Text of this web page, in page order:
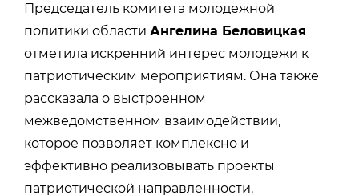
Председатель комитета молодежной
политики области Ангелина Беловицкая
отметила искренний интерес молодежи к
патриотическим мероприятиям. Она также
рассказала о выстроенном
межведомственном взаимодействии,
которое позволяет комплексно и
эффективно реализовывать проекты
патриотической направленности.